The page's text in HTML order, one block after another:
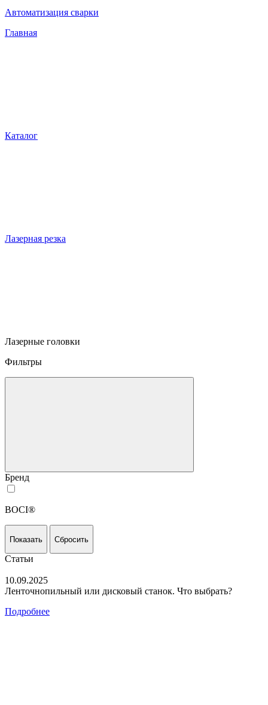
Автоматизация сварки
Главная
Каталог
Лазерная резка
Лазерные головки
Фильтры
Бренд
BOCI®
Показать Сбросить
Статьи
10.09.2025
Ленточнопильный или дисковый станок. Что выбрать?
Подробнее